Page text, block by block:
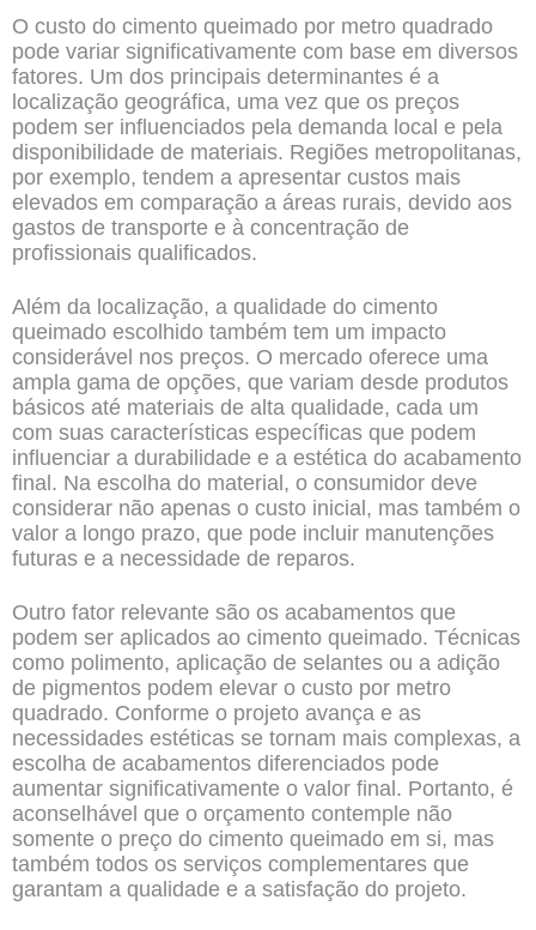
O custo do cimento queimado por metro quadrado
pode variar significativamente com base em diversos
fatores. Um dos principais determinantes é a
localização geográfica, uma vez que os preços
podem ser influenciados pela demanda local e pela
disponibilidade de materiais. Regiões metropolitanas,
por exemplo, tendem a apresentar custos mais
elevados em comparação a áreas rurais, devido aos
gastos de transporte e à concentração de
profissionais qualificados.
Além da localização, a qualidade do cimento
queimado escolhido também tem um impacto
considerável nos preços. O mercado oferece uma
ampla gama de opções, que variam desde produtos
básicos até materiais de alta qualidade, cada um
com suas características específicas que podem
influenciar a durabilidade e a estética do acabamento
final. Na escolha do material, o consumidor deve
considerar não apenas o custo inicial, mas também o
valor a longo prazo, que pode incluir manutenções
futuras e a necessidade de reparos.
Outro fator relevante são os acabamentos que
podem ser aplicados ao cimento queimado. Técnicas
como polimento, aplicação de selantes ou a adição
de pigmentos podem elevar o custo por metro
quadrado. Conforme o projeto avança e as
necessidades estéticas se tornam mais complexas, a
escolha de acabamentos diferenciados pode
aumentar significativamente o valor final. Portanto, é
aconselhável que o orçamento contemple não
somente o preço do cimento queimado em si, mas
também todos os serviços complementares que
garantam a qualidade e a satisfação do projeto.